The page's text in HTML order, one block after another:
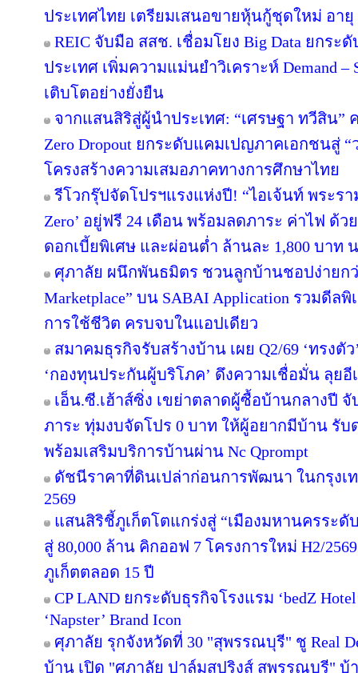
ประเทศไทย เตรียมเสนอขายหุ้นกู้ชุดใหม่ อา
REIC จับมือ สสช. เชื่อมโยง Big Data ยกร
ประเทศ เพิ่มความแม่นยำวิเคราะห์ Demand
เติบโตอย่างยั่งยืน
จากแสนสิริสู่ผู้นำประเทศ: “เศรษฐา ทวีสิน”
Zero Dropout ยกระดับแคมเปญภาคเอกชนสู่
โครงสร้างความเสมอภาคทางการศึกษาไทย
รีโวกรุ๊ปจัดโปรฯแรงแห่งปี! “ไอเจ้นท์ พระรา
Zero’ อยู่ฟรี 24 เดือน พร้อมลดภาระ ค่าไฟ ด้
ดอกเบี้ยพิเศษ และผ่อนต่ำ ล้านละ 1,800 บาท
ศุภาลัย ผนึกพันธมิตร ชวนลูกบ้านชอปง่ายกว่
Marketplace” บน SABAI Application รวมดีล
การใช้ชีวิต ครบจบในแอปเดียว
สมาคมธุรกิจรับสร้างบ้าน เผย Q2/69 ‘ทรง
‘กองทุนประกันผู้บริโภค’ ดึงความเชื่อมั่น ลุย
เอ็น.ซี.เฮ้าส์ซิ่ง เขย่าตลาดผู้ซื้อบ้านกลางปี
ภาระ ทุ่มงบจัดโปร 0 บาท ให้ผู้อยากมีบ้าน รับ
พร้อมเสริมบริการบ้านผ่าน Nc Qprompt
ดัชนีราคาที่ดินเปล่าก่อนการพัฒนา ในกรุงเ
2569
แสนสิริชี้ภูเก็ตโตแกร่งสู่ “เมืองมหานครระ
สู่ 80,000 ล้าน คิกออฟ 7 โครงการใหม่ H2/
ภูเก็ตตลอด 15 ปี
CP LAND ยกระดับธุรกิจโรงแรม ‘bedZ
‘Napster’ Brand Icon
ศุภาลัย รุกจังหวัดที่ 30 "สุพรรณบุรี" ชู Real
บ้าน เปิด "ศุภาลัย ปาล์มสปริงส์ สุพรรณบุรี" บ้